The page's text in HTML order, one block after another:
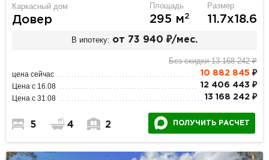
Каркасный дом
Довер
Площадь
295 м2
Размер
11.7х18.6
В ипотеку: от 73 940 ₽/мес.
Без скидки 13 168 242 ₽
цена сейчас 10 882 845 ₽
Цена с 16.08 12 406 443 ₽
Цена с 31.08 13 168 242 ₽
5 4 2 ПОЛУЧИТЬ РАСЧЕТ